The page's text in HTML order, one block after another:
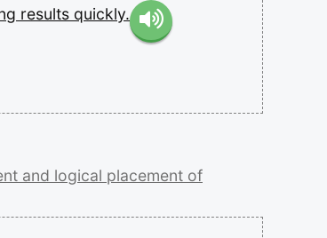
results quickly.
and logical placement of